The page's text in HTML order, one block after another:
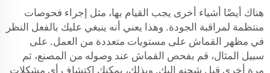
هناك أيضًا أشياء أخرى يجب القيام بها، مثل إجراء فحوصات
منتظمة لمراقبة الجودة. وهذا يعني أنه ينبغي عليك بالفعل النظر
في مظهر القماش على مستويات متعددة من العمل. على
سبيل المثال، قم بفحص القماش عند وصوله من المصنع، ثم
مرة أخرى قبل شحنه إليك. وبذلك، يمكنك اكتشاف أي مشكلات